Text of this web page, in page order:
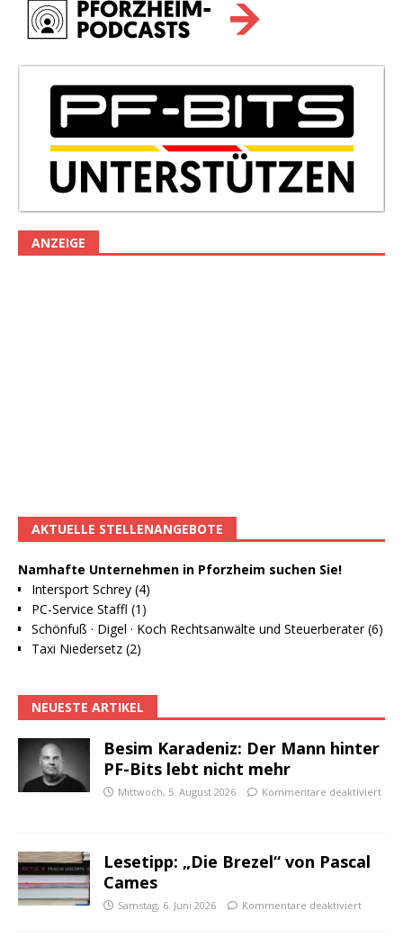
ANZEIGE
AKTUELLE STELLENANGEBOTE
Namhafte Unternehmen in Pforzheim suchen Sie!
Intersport Schrey (4)
PC-Service Staffl (1)
Schönfuß · Digel · Koch Rechtsanwälte und Steuerberater (6)
Taxi Niedersetz (2)
NEUESTE ARTIKEL
Besim Karadeniz: Der Mann hinter
PF-Bits lebt nicht mehr
Mittwoch, 5. August 2026 Kommentare deaktiviert
Lesetipp: „Die Brezel“ von Pascal
Cames
Samstag, 6. Juni 2026 Kommentare deaktiviert